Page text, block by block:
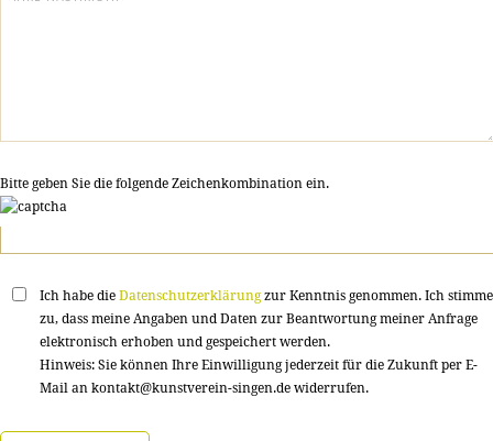
Bitte geben Sie die folgende Zeichenkombination ein.
Ich habe die Datenschutzerklärungzur Kenntnis genommen. Ich stimme
zu, dass meine Angaben und Daten zur Beantwortung meiner Anfrage
elektronisch erhoben und gespeichert werden.
Hinweis: Sie können Ihre Einwilligung jederzeit für die Zukunft per E-
Mail an kontakt@kunstverein-singen.de widerrufen.